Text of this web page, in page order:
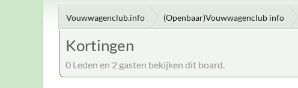
Vouwwagenclub.info (Openbaar)Vouwwagenclub info
Kortingen
0 Leden en 2 gasten bekijken dit board.